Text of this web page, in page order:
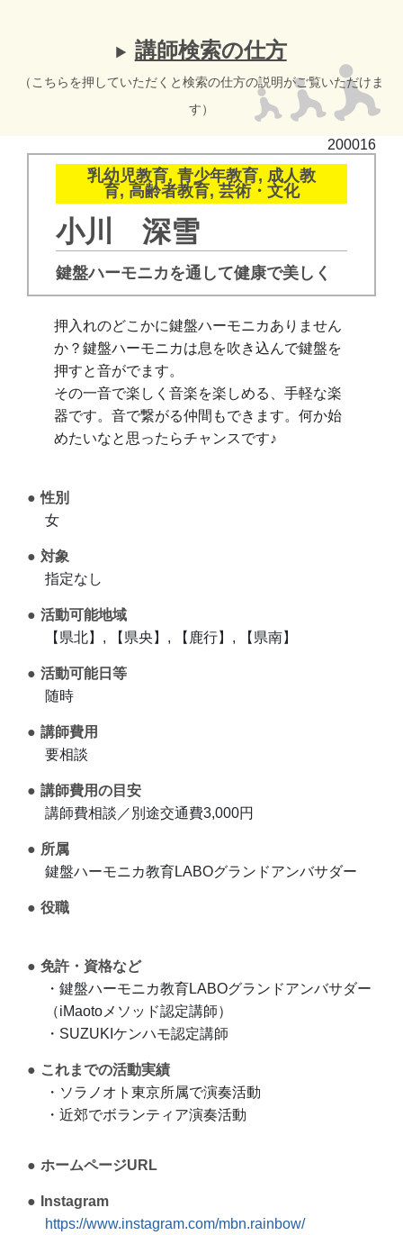
講師検索の仕方
（こちらを押していただくと検索の仕方の説明がご覧いただけま
す）
200016
乳幼児教育, 青少年教育, 成人教
育, 高齢者教育, 芸術・文化
小川 深雪
鍵盤ハーモニカを通して健康で美しく
押入れのどこかに鍵盤ハーモニカありません
か？ 鍵盤ハーモニカは息を吹き込んで鍵盤を
押すと音がでます。
その一音で楽しく音楽を楽しめる、手軽な楽
器です。 音で繋がる仲間もできます。 何か始
めたいなと思ったらチャンスです♪
性別
女
対象
指定なし
活動可能地域
【県北】, 【県央】, 【鹿行】, 【県南】
活動可能日等
随時
講師費用
要相談
講師費用の目安
講師費相談／別途交通費3,000円
所属
鍵盤ハーモニカ教育LABOグランドアンバサダー
役職
免許・資格など
・鍵盤ハーモニカ教育LABOグランドアンバサダー
（iMaotoメソッド認定講師）
・SUZUKIケンハモ認定講師
これまでの活動実績
・ソラノオト東京所属で演奏活動
・近郊でボランティア演奏活動
ホームページURL
Instagram
https://www.instagram.com/mbn.rainbow/